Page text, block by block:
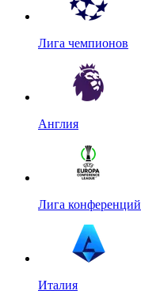
Лига чемпионов
Англия
Лига конференций
Италия